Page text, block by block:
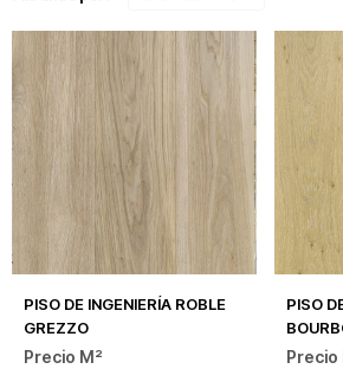
PISO DE INGENIERÍA ROBLE
GREZZO
PISO